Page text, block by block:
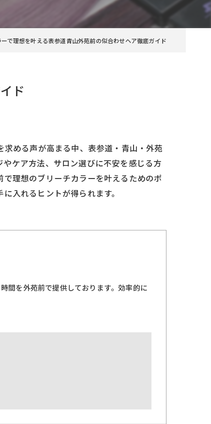
で理想を叶える表参道青山外苑前の似合わせヘア徹底ガイド
ド
める声が高まる中、表参道・青山・外苑
ケア方法、サロン選びに不安を感じる方
理想のブリーチカラーを叶えるためのポ
入れるヒントが得られます。
間を外苑前で提供しております。効率的に